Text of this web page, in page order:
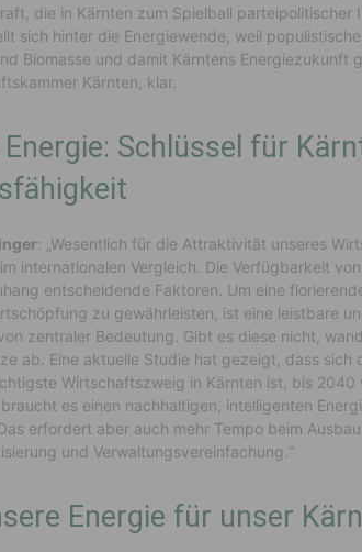
die in Kärnten zum Spielball parteipolitischer
sich hinter die Energiewende, weil
Biomasse und damit Kärntens Energiezukunft
Kärnten, klar.
Schlüssel für
: „Wesentlich für die Attraktivität unseres
internationalen Vergleich. Die Verfügbarkeit
entscheidende Faktoren. Um eine
zu gewährleisten, ist eine leistbare
zentraler Bedeutung. Gibt es diese nicht,
ab. Eine aktuelle Studie hat gezeigt, dass sich
Wirtschaftszweig in Kärnten ist, bis
es einen nachhaltigen, intelligenten
erfordert aber auch mehr Tempo beim
und Verwaltungsvereinfachung.“
Energie für unser